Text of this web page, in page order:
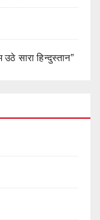
सारा हिन्दुस्तान”